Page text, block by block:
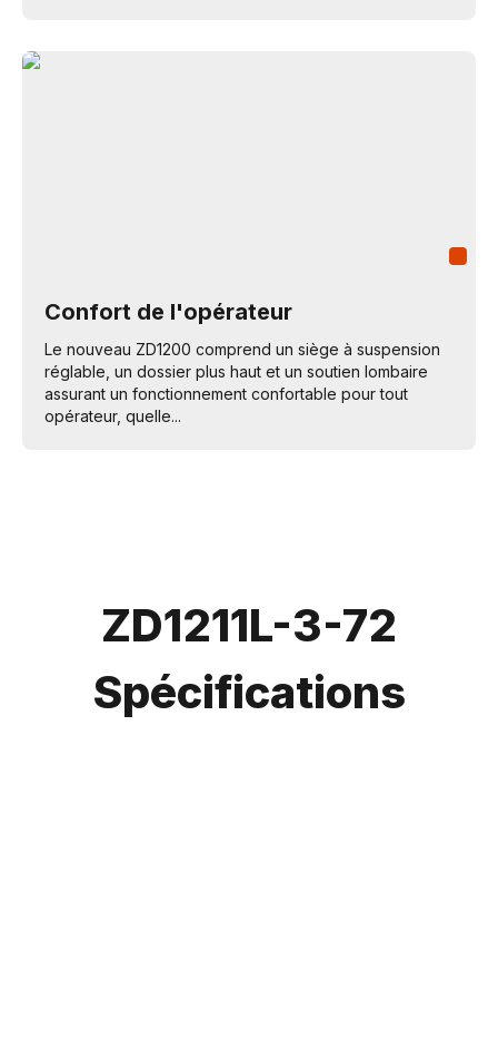
Confort de l'opérateur
Le nouveau ZD1200 comprend un siège à suspension
réglable, un dossier plus haut et un soutien lombaire
assurant un fonctionnement confortable pour tout
opérateur, quelle...
ZD1211L-3-72
Spécifications